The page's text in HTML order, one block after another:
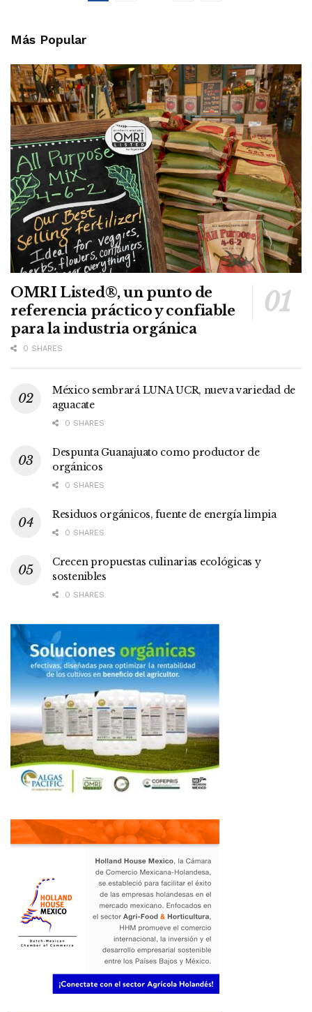
Más Popular
OMRI Listed®, un punto de
referencia práctico y confiable
para la industria orgánica
0 SHARES
México sembrará LUNA UCR, nueva variedad de
aguacate
0 SHARES
Despunta Guanajuato como productor de
orgánicos
0 SHARES
Residuos orgánicos, fuente de energía limpia
0 SHARES
Crecen propuestas culinarias ecológicas y
sostenibles
0 SHARES